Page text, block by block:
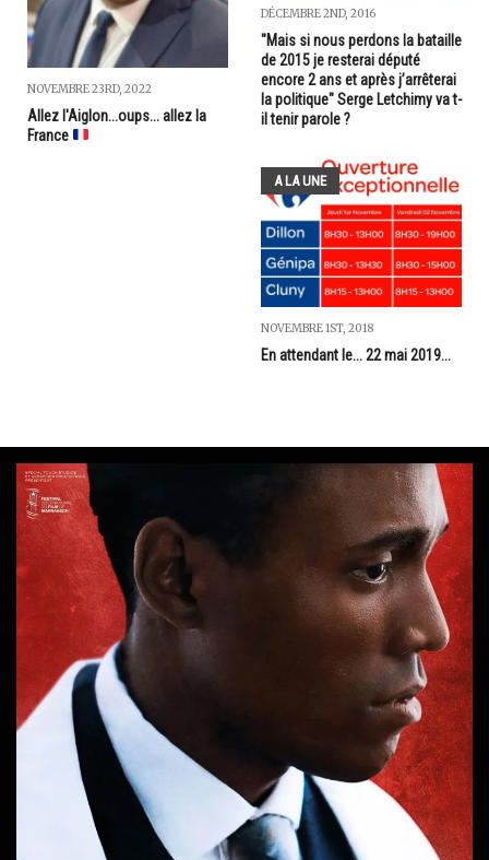
NOVEMBRE 23RD, 2022
Allez l'Aiglon...oups... allez la
France
DÉCEMBRE 2ND, 2016
"Mais si nous perdons la bataille
de 2015 je resterai député
encore 2 ans et après j’arrêterai
la politique" Serge Letchimy va t-
il tenir parole ?
A LA UNE
NOVEMBRE 1ST, 2018
En attendant le... 22 mai 2019...